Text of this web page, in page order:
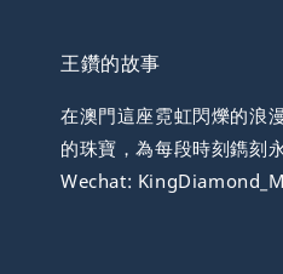
王鑽的故事
在澳門這座霓虹閃爍的浪
的珠寶，為每段時刻鐫刻
Wechat: